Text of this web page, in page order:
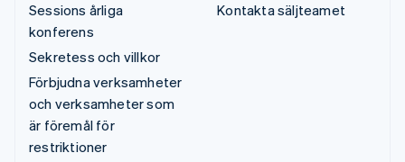
Sessions årliga
konferens
Sekretess och villkor
Förbjudna verksamheter
och verksamheter som
är föremål för
restriktioner
Kontakta säljteamet